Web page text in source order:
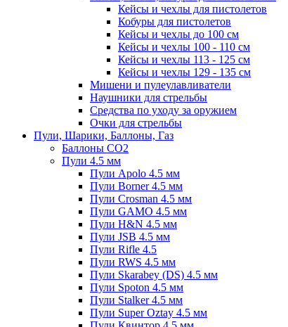
Кейсы и чехлы для пистолетов
Кобуры для пистолетов
Кейсы и чехлы до 100 см
Кейсы и чехлы 100 - 110 см
Кейсы и чехлы 113 - 125 см
Кейсы и чехлы 129 - 135 см
Мишени и пулеулавливатели
Наушники для стрельбы
Средства по уходу за оружием
Очки для стрельбы
Пули, Шарики, Баллоны, Газ
Баллоны CO2
Пули 4.5 мм
Пули Apolo 4.5 мм
Пули Borner 4.5 мм
Пули Crosman 4.5 мм
Пули GAMO 4.5 мм
Пули H&N 4.5 мм
Пули JSB 4.5 мм
Пули Rifle 4.5
Пули RWS 4.5 мм
Пули Skarabey (DS) 4.5 мм
Пули Spoton 4.5 мм
Пули Stalker 4.5 мм
Пули Super Oztay 4.5 мм